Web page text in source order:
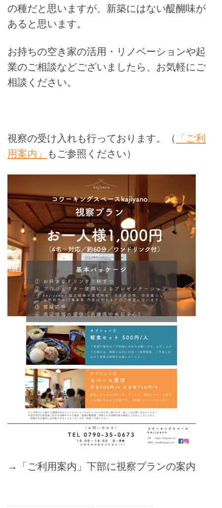
の種だと思いますが、新築にはない醍醐味が
あると思います。
お持ちの空き家の活用・リノベーションや起
業のご相談などございましたら、お気軽にご
相談ください。
視察の受け入れも行っております。（
「ご利
用案内」
もご参照ください）
→「ご利用案内」下部に視察プランの案内